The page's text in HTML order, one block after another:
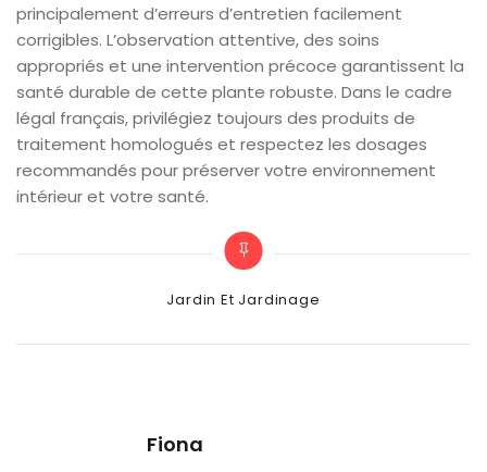
principalement d’erreurs d’entretien facilement
corrigibles. L’observation attentive, des soins
appropriés et une intervention précoce garantissent la
santé durable de cette plante robuste. Dans le cadre
légal français, privilégiez toujours des produits de
traitement homologués et respectez les dosages
recommandés pour préserver votre environnement
intérieur et votre santé.
Categories
Jardin Et Jardinage
Fiona